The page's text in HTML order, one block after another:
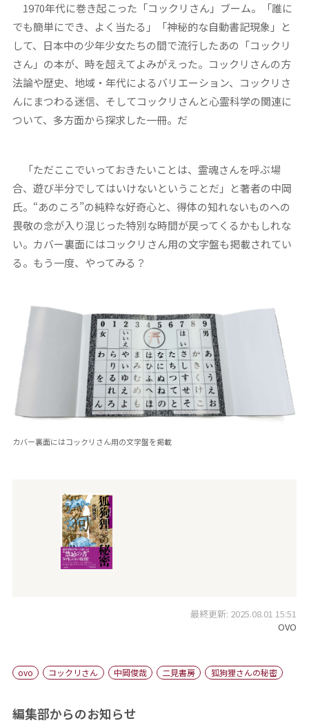
1970年代に巻き起こった「コックリさん」ブーム。「誰に
でも簡単にでき、よく当たる」「神秘的な自動書記現象」と
して、日本中の少年少女たちの間で流行したあの「コックリ
さん」の本が、時を超えてよみがえった。コックリさんの方
法論や歴史、地域・年代によるバリエーション、コックリさ
んにまつわる迷信、そしてコックリさんと心霊科学の関連に
ついて、多方面から探求した一冊。だ
「ただここでいっておきたいことは、霊魂さんを呼ぶ場
合、遊び半分でしてはいけないということだ」と著者の中岡
氏。“あのころ”の純粋な好奇心と、得体の知れないものへの
畏敬の念が入り混じった特別な時間が戻ってくるかもしれな
い。カバー裏面にはコックリさん用の文字盤も掲載されてい
る。もう一度、やってみる？
カバー裏面にはコックリさん用の文字盤を掲載
最終更新: 2025.08.01 15:51
OVO
ovo コックリさん 中岡俊哉 二見書房 狐狗狸さんの秘密
編集部からのお知らせ